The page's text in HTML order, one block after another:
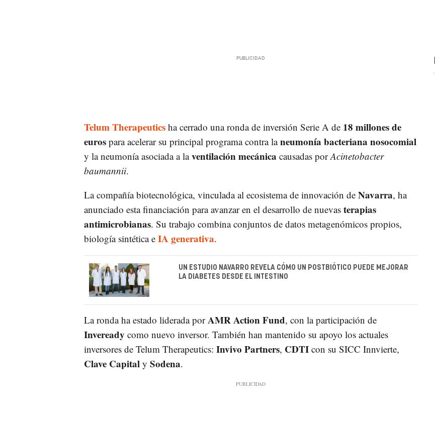
Telum Therapeuticsha cerrado una ronda de inversión Serie A de 18 millones de
eurospara acelerar su principal programa contra laneumonía bacteriana nosocomial
y la neumonía asociada a laventilación mecánica causadas porAcinetobacter
baumannii.
La compañía biotecnológica, vinculada al ecosistema de innovación de Navarra, ha
anunciado esta financiación para avanzar en el desarrollo de nuevas terapias
antimicrobianas. Su trabajo combina conjuntos de datos metagenómicos propios,
biología sintética e IA generativa.
UN ESTUDIO NAVARRO REVELA CÓMO UN POSTBIÓTICO PUEDE MEJORAR
LA DIABETES DESDE EL INTESTINO
La ronda ha estado liderada porAMR Action Fund, con la participación de
Inveready como nuevo inversor. También han mantenido su apoyo los actuales
inversores de Telum Therapeutics: Invivo Partners, CDTIcon su SICC Innvierte,
Clave Capitaly Sodena.